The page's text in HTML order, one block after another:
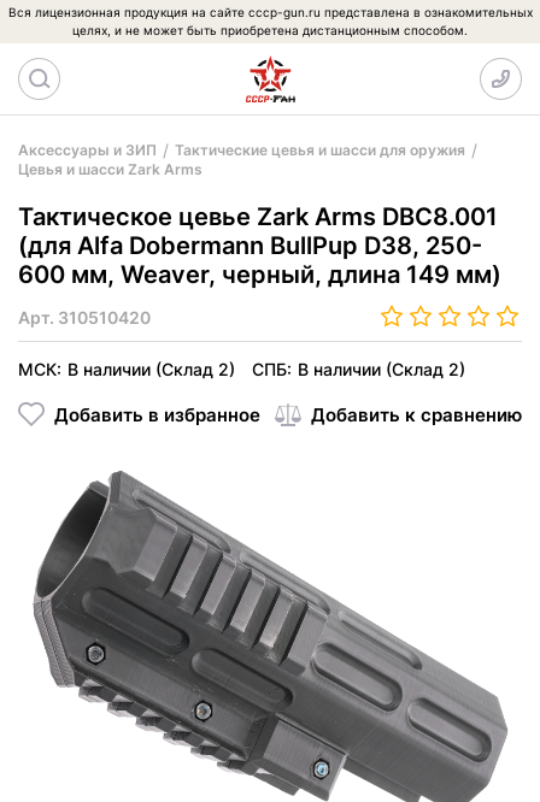
Вся лицензионная продукция на сайте cccp-gun.ru представлена в ознакомительных
целях, и не может быть приобретена дистанционным способом.
Аксессуары и ЗИП
Тактические цевья и шасси для оружия
Цевья и шасси Zark Arms
Тактическое цевье Zark Arms DBC8.001
(для Alfa Dobermann BullPup D38, 250-
600 мм, Weaver, черный, длина 149 мм)
Арт. 310510420
МСК: В наличии (Склад 2) СПБ: В наличии (Склад 2)
Добавить в избранное Добавить к сравнению